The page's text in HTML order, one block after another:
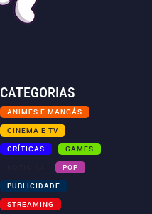
CATEGORIAS
ANIMES E MANGÁS
CINEMA E TV
CRÍTICAS GAMES
POP
PUBLICIDADE
STREAMING